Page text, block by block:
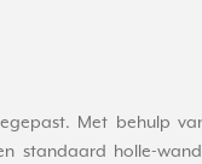
Met behulp
standaard holle-